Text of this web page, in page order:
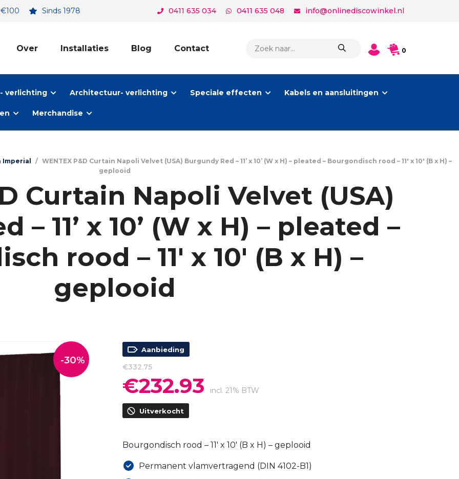
Sinds 1978 0411 635 034 0411 635 048 info@onlinediscowinkel.nl
Over Installaties Blog Contact
ZOEKEN
0
verlichting Architectuur- verlichting Speciale effecten Kabels en aansluitingen
Merchandise
/ WENTEX P&D Curtain Napoli Velvet (USA) Burgundy Red – 11’ x 10’ (W x H) – pleated – Bourgondisch rood – 11′ x 10′ (B x H) –
geplooid
Curtain Napoli Velvet (USA)
– 11’ x 10’ (W x H) – pleated –
rood – 11′ x 10′ (B x H) –
geplooid
-30%
Aanbieding
€332.75
Oorspronkelijke
prijs
was:
€332.75.
€232.93 prijs
incl. 21% BTW
Uitverkocht
Bourgondisch rood – 11′ x 10′ (B x H) – geplooid
Permanent vlamvertragend (DIN 4102-B1)